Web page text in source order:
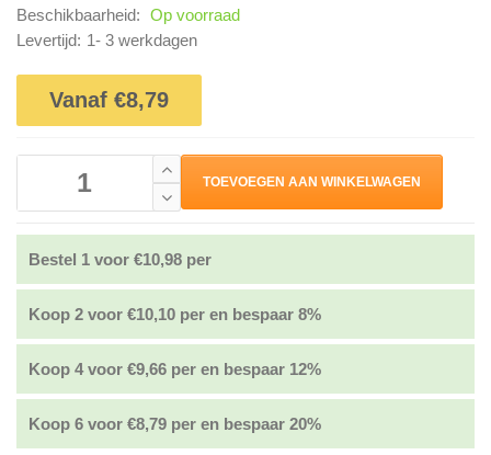
Beschikbaarheid: Op voorraad
Levertijd: 1- 3 werkdagen
Vanaf €8,79
TOEVOEGEN AAN WINKELWAGEN
Bestel 1 voor €10,98 per
Koop 2 voor €10,10 per en bespaar 8%
Koop 4 voor €9,66 per en bespaar 12%
Koop 6 voor €8,79 per en bespaar 20%